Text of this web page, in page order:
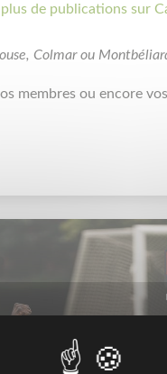
plus de publications sur
Colmar ou
membres ou encore